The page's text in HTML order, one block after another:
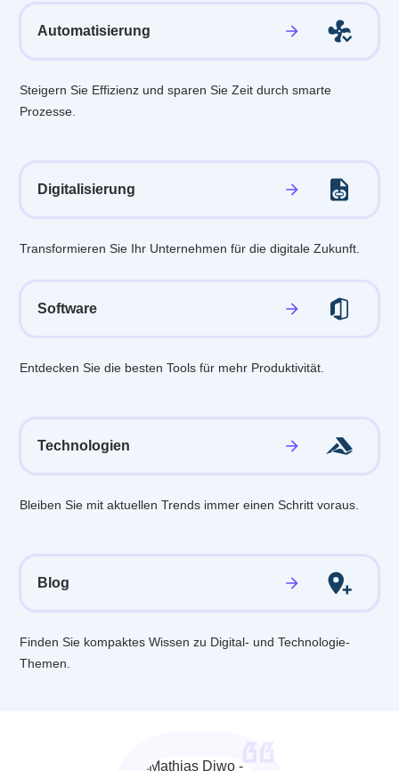
Automatisierung
Steigern Sie Effizienz und sparen Sie Zeit durch smarte
Prozesse.
Digitalisierung
Transformieren Sie Ihr Unternehmen für die digitale Zukunft.
Software
Entdecken Sie die besten Tools für mehr Produktivität.
Technologien
Bleiben Sie mit aktuellen Trends immer einen Schritt voraus.
Blog
Finden Sie kompaktes Wissen zu Digital- und Technologie-
Themen.